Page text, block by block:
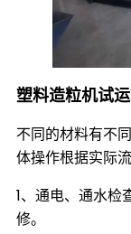
塑料造粒机试
不同的材料有不
体操作根据实际流
1、通电、通水检
修。